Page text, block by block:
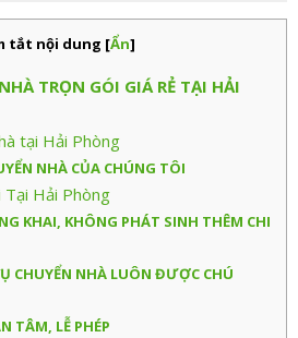
tắt nội dung [Ẩn]
TRỌN GÓI GIÁ RẺ TẠI HẢI
tại Hải Phòng
NHÀ CỦA CHÚNG TÔI
Tại Hải Phòng
KHAI, KHÔNG PHÁT SINH THÊM CHI
CHUYỂN NHÀ LUÔN ĐƯỢC CHÚ
TÂM, LỄ PHÉP